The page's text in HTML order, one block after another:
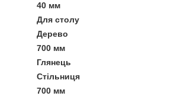
40 мм
Для столу
Дерево
700 мм
Глянець
Стільниця
700 мм